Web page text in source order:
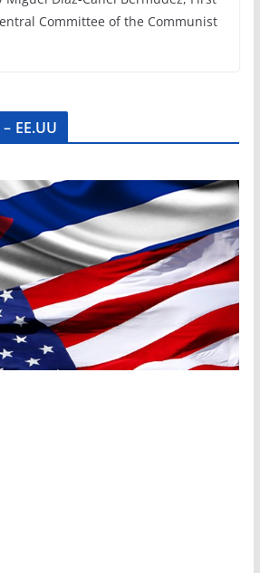
Committee of the Communist
EE.UU